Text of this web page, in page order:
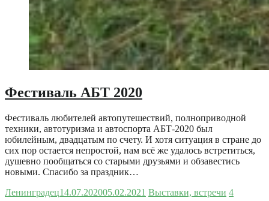
Фестиваль АБТ 2020
Фестиваль любителей автопутешествий, полноприводной
техники, автотуризма и автоспорта АБТ-2020 был
юбилейным, двадцатым по счету. И хотя ситуация в стране до
сих пор остается непростой, нам всё же удалось встретиться,
душевно пообщаться со старыми друзьями и обзавестись
новыми. Спасибо за праздник…
Ленинградец14.07.202005.02.2021 Выставки, встречи 4